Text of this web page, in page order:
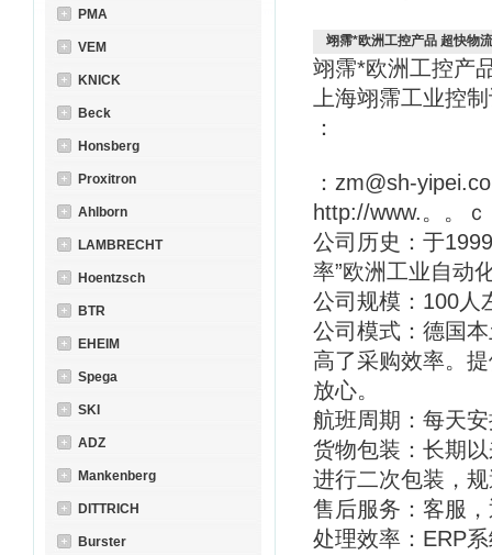
PMA
VEM
KNICK
Beck
Honsberg
Proxitron
Ahlborn
LAMBRECHT
Hoentzsch
BTR
EHEIM
Spega
SKI
ADZ
Mankenberg
DITTRICH
Burster
翊霈*欧洲工控产品 超快物
翊霈*欧洲工控
上海翊霈工业
：
：zm@sh-
http://www.。。
公司历史：于
率”欧洲工业自动
公司规模：100人
公司模式：德国
高了采购效率。
放心。
航班周期：每天
货物包装：长期
进行二次包装，
售后服务：客服
处理效率：ERP